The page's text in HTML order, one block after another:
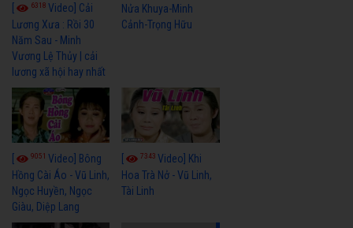
6318 Video] Cải
Lương Xưa : Rồi 30
Năm Sau - Minh
Vương Lệ Thủy | cải
lương xã hội hay nhất
Nửa Khuya-Minh
Cảnh-Trọng Hữu
9051 Video] Bông
Hồng Cài Áo - Vũ Linh,
Ngọc Huyền, Ngọc
Giàu, Diệp Lang
7343Video] Khi
Hoa Trà Nở - Vũ Linh,
Tài Linh